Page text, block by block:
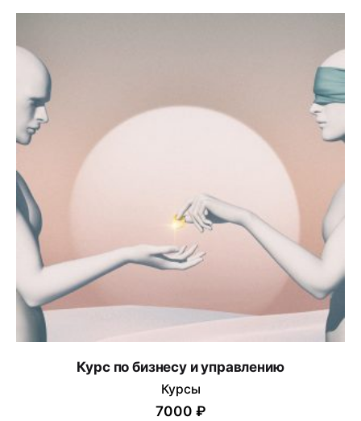
Name
Email*
Сохранить моё имя, email и адрес сайта в этом
браузере для последующих моих комментариев.
Submit Review
Курс по бизнесу и управлению
Курсы
7000 ₽